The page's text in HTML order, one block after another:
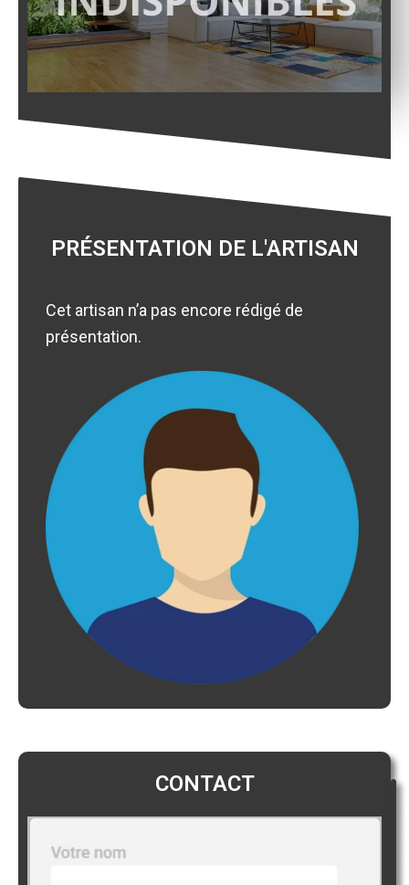
PRÉSENTATION DE L'ARTISAN
Cet artisan n’a pas encore rédigé de
présentation.
CONTACT